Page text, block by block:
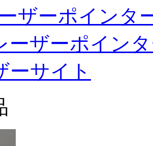
ザーポインタ
ーザーポイン
ーサイト